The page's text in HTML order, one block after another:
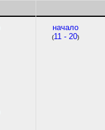
начало
(11 - 20)